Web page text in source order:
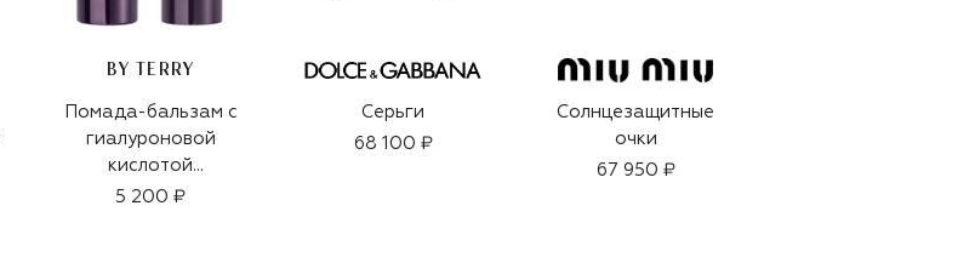
BY TERRY
Помада-бальзам с
гиалуроновой
кислотой
Hyaluronic Hydra
5 200 ₽
Серьги
68 100 ₽
Солнцезащитные
очки
67 950 ₽